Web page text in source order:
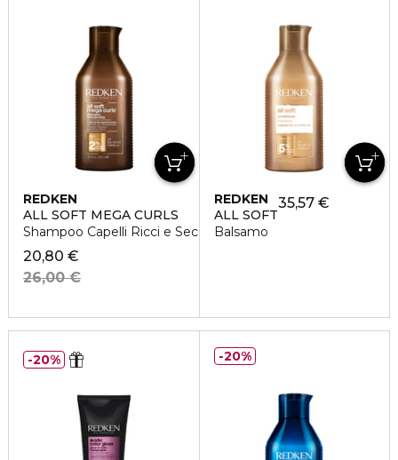
REDKEN
ALL SOFT MEGA CURLS
Shampoo Capelli Ricci e Secchi
20,80 €
26,00 €
REDKEN
ALL SOFT
Balsamo
35,57 €
20% 20%